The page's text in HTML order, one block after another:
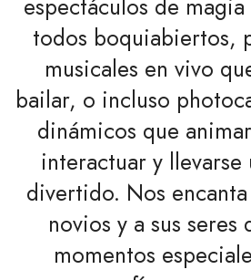
espectáculos de
todos boquiabiertos,
musicales en vivo
bailar, o incluso
dinámicos que
interactuar y
divertido. Nos
novios y a sus seres
momentos